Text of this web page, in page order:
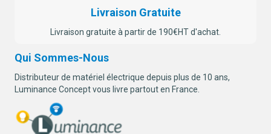
Livraison Gratuite
Livraison gratuite à partir de 190€HT d'achat.
Qui Sommes-Nous
Distributeur de matériel électrique depuis plus de 10 ans,
Luminance Concept vous livre partout en France.